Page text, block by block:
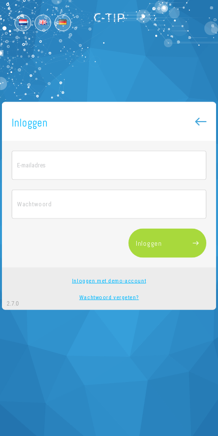
Inloggen
Inloggen
Inloggen met demo-account
Wachtwoord vergeten?
2.7.0